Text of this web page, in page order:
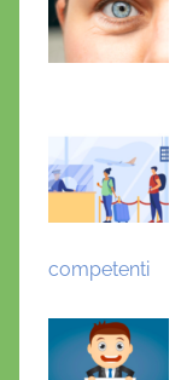
competenti